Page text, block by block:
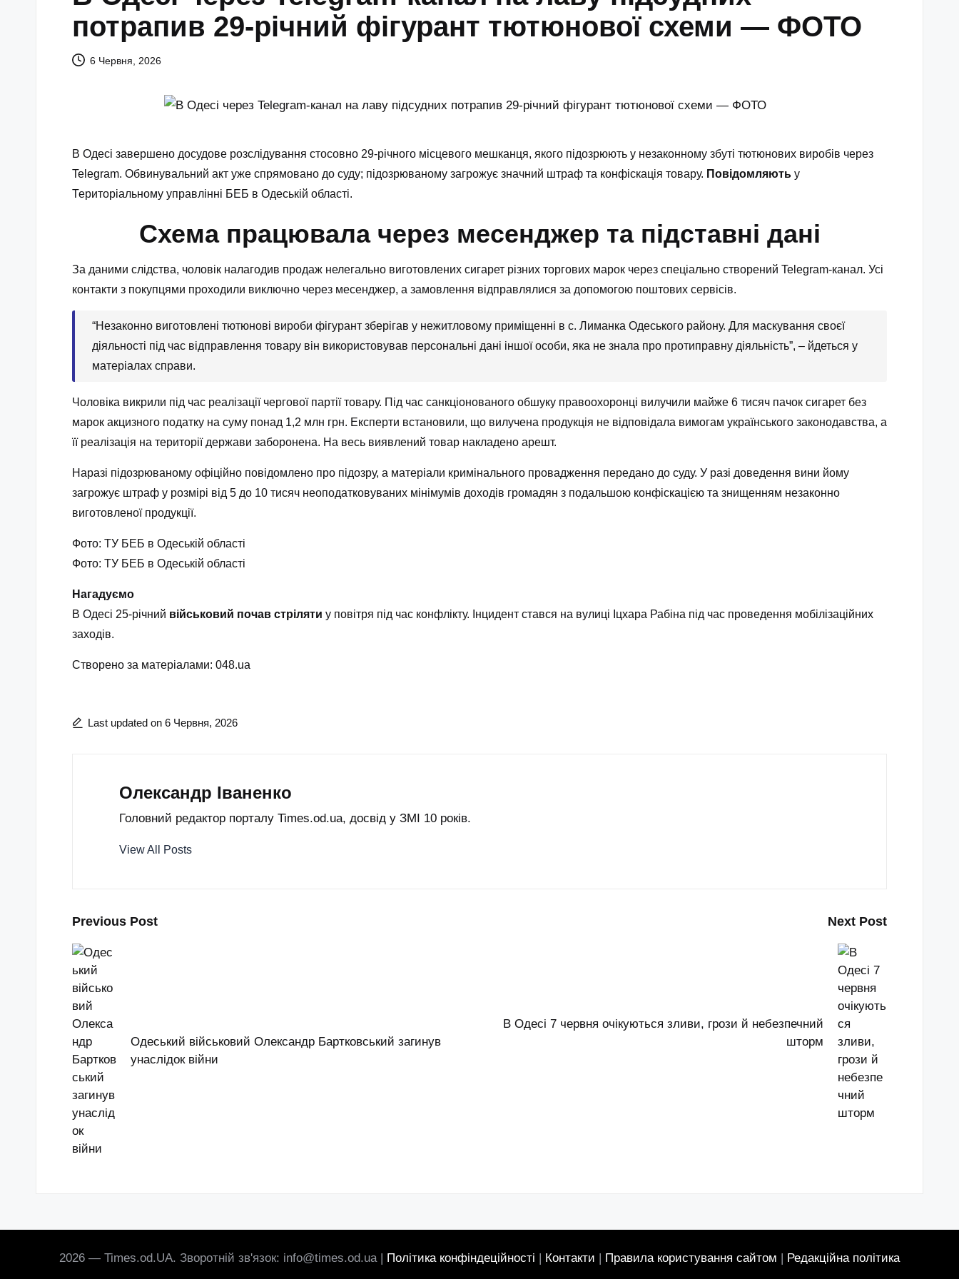
потрапив 29-річний фігурант тютюнової схеми — ФОТО
6 Червня, 2026
В Одесі завершено досудове розслідування стосовно 29-річного місцевого мешканця, якого підозрюють у незаконному збуті тютюнових виробів через
Telegram. Обвинувальний акт уже спрямовано до суду; підозрюваному загрожує значний штраф та конфіскація товару. Повідомляють у
Територіальному управлінні БЕБ в Одеській області.
Схема працювала через месенджер та підставні дані
За даними слідства, чоловік налагодив продаж нелегально виготовлених сигарет різних торгових марок через спеціально створений Telegram-канал. Усі
контакти з покупцями проходили виключно через месенджер, а замовлення відправлялися за допомогою поштових сервісів.
“Незаконно виготовлені тютюнові вироби фігурант зберігав у нежитловому приміщенні в с. Лиманка Одеського району. Для маскування своєї
діяльності під час відправлення товару він використовував персональні дані іншої особи, яка не знала про протиправну діяльність”, – йдеться у
матеріалах справи.
Чоловіка викрили під час реалізації чергової партії товару. Під час санкціонованого обшуку правоохоронці вилучили майже 6 тисяч пачок сигарет без
марок акцизного податку на суму понад 1,2 млн грн. Експерти встановили, що вилучена продукція не відповідала вимогам українського законодавства, а
її реалізація на території держави заборонена. На весь виявлений товар накладено арешт.
Наразі підозрюваному офіційно повідомлено про підозру, а матеріали кримінального провадження передано до суду. У разі доведення вини йому
загрожує штраф у розмірі від 5 до 10 тисяч неоподатковуваних мінімумів доходів громадян з подальшою конфіскацією та знищенням незаконно
виготовленої продукції.
Фото: ТУ БЕБ в Одеській області
Фото: ТУ БЕБ в Одеській області
Нагадуємо
В Одесі 25-річний військовий почав стріляти у повітря під час конфлікту. Інцидент стався на вулиці Іцхара Рабіна під час проведення мобілізаційних
заходів.
Створено за матеріалами: 048.ua
Last updated on 6 Червня, 2026
Олександр Іваненко
Головний редактор порталу Times.od.ua, досвід у ЗМІ 10 років.
View All Posts
Post
navigation
Previous Post
Одеський військовий Олександр Бартковський загинув
унаслідок війни
Next Post
В Одесі 7 червня очікуються зливи, грози й небезпечний
шторм
2026 — Times.od.UA. Зворотній зв'язок: info@times.od.ua | Політика конфіндеційності Контакти Правила користування сайтом Редакційна політика